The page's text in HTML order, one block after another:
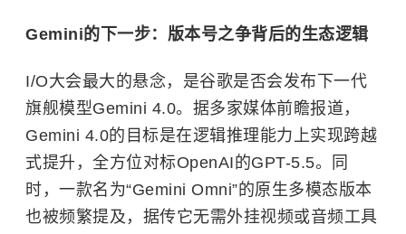
Gemini的下一步：版本号之争背后的生态逻辑
I/O大会最大的悬念，是谷歌是否会发布下一代
旗舰模型Gemini 4.0。据多家媒体前瞻报道，
Gemini 4.0的目标是在逻辑推理能力上实现跨越
式提升，全方位对标OpenAI 的GPT-5.5。同
时，一款名为“Gemini Omni”的原生多模态版本
也被频繁提及，据传它无需外挂视频或音频工具